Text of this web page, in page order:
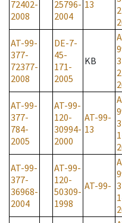
72402-
2008
25796-
2004
13
AT-99-
377-
72377-
2008
DE-7-
45-
171-
2005
KB
AT-99-
377-
784-
2005
AT-99-
120-
30994-
2000
AT-99-
13
AT-99-
377-
36968-
2004
AT-99-
120-
50309-
1998
AT-99-